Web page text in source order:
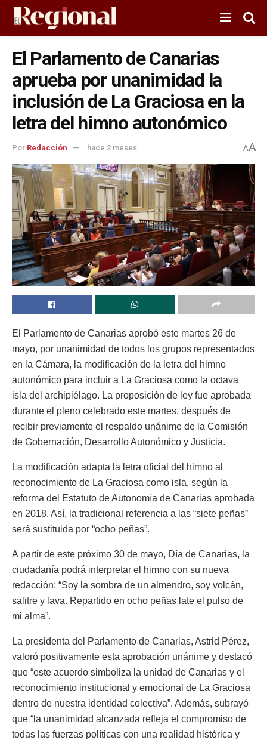
El Parlamento de Canarias
aprueba por unanimidad la
inclusión de La Graciosa en la
letra del himno autonómico
Por Redacción hace 2 meses AA
El Parlamento de Canarias aprobó este martes 26 de
mayo, por unanimidad de todos los grupos representados
en la Cámara, la modificación de la letra del himno
autonómico para incluir a La Graciosa como la octava
isla del archipiélago. La proposición de ley fue aprobada
durante el pleno celebrado este martes, después de
recibir previamente el respaldo unánime de la Comisión
de Gobernación, Desarrollo Autonómico y Justicia.
La modificación adapta la letra oficial del himno al
reconocimiento de La Graciosa como isla, según la
reforma del Estatuto de Autonomía de Canarias aprobada
en 2018. Así, la tradicional referencia a las “siete peñas”
será sustituida por “ocho peñas”.
A partir de este próximo 30 de mayo, Día de Canarias, la
ciudadanía podrá interpretar el himno con su nueva
redacción: “Soy la sombra de un almendro, soy volcán,
salitre y lava. Repartido en ocho peñas late el pulso de
mi alma”.
La presidenta del Parlamento de Canarias, Astrid Pérez,
valoró positivamente esta aprobación unánime y destacó
que “este acuerdo simboliza la unidad de Canarias y el
reconocimiento institucional y emocional de La Graciosa
dentro de nuestra identidad colectiva”. Además, subrayó
que “la unanimidad alcanzada refleja el compromiso de
todas las fuerzas políticas con una realidad histórica y